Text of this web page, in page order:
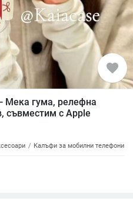
favorite
Мека гума, релефна
съвместим с Apple
Калъфи за мобилни телефони